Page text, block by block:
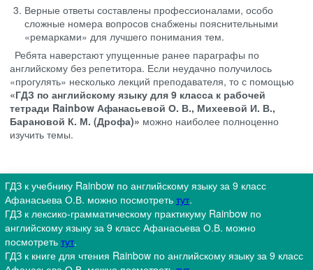
Верные ответы составлены профессионалами, особо
сложные номера вопросов снабжены пояснительными
«ремарками» для лучшего понимания тем.
Ребята наверстают упущенные ранее параграфы по
английскому без репетитора. Если неудачно получилось
«прогулять» несколько лекций преподавателя, то с помощью
«ГДЗ по английскому языку для 9 класса к рабочей
тетради Rainbow Афанасьевой О. В., Михеевой И. В.,
Барановой К. М. (Дрофа)» можно наиболее полноценно
изучить темы.
ГДЗ к учебнику Rainbow по английскому языку за 9 класс
Афанасьева О.В. можно посмотреть тут.
ГДЗ к лексико-грамматическому практикуму Rainbow по
английскому языку за 9 класс Афанасьева О.В. можно
посмотреть тут.
ГДЗ к книге для чтения Rainbow по английскому языку за 9 класс